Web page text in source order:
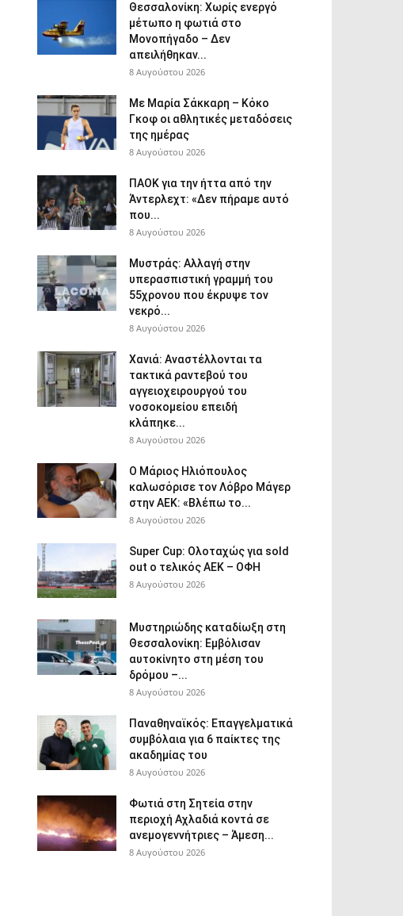
Θεσσαλονίκη: Χωρίς ενεργό
μέτωπο η φωτιά στο
Μονοπήγαδο – Δεν
απειλήθηκαν...
8 Αυγούστου 2026
Με Μαρία Σάκκαρη – Κόκο
Γκοφ οι αθλητικές μεταδόσεις
της ημέρας
8 Αυγούστου 2026
ΠΑΟΚ για την ήττα από την
Άντερλεχτ: «Δεν πήραμε αυτό
που...
8 Αυγούστου 2026
Μυστράς: Αλλαγή στην
υπερασπιστική γραμμή του
55χρονου που έκρυψε τον
νεκρό...
8 Αυγούστου 2026
Χανιά: Aναστέλλονται τα
τακτικά ραντεβού του
αγγειοχειρουργού του
νοσοκομείου επειδή
κλάπηκε...
8 Αυγούστου 2026
Ο Μάριος Ηλιόπουλος
καλωσόρισε τον Λόβρο Μάγερ
στην ΑΕΚ: «Βλέπω το...
8 Αυγούστου 2026
Super Cup: Ολοταχώς για sold
out ο τελικός ΑΕΚ – ΟΦΗ
8 Αυγούστου 2026
Μυστηριώδης καταδίωξη στη
Θεσσαλονίκη: Εμβόλισαν
αυτοκίνητο στη μέση του
δρόμου –...
8 Αυγούστου 2026
Παναθηναϊκός: Επαγγελματικά
συμβόλαια για 6 παίκτες της
ακαδημίας του
8 Αυγούστου 2026
Φωτιά στη Σητεία στην
περιοχή Αχλαδιά κοντά σε
ανεμογεννήτριες – Άμεση...
8 Αυγούστου 2026